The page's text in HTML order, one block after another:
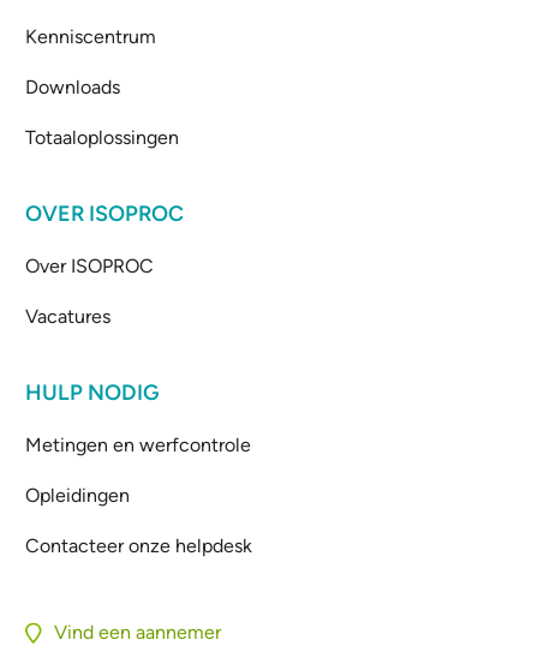
Kenniscentrum
Downloads
Totaaloplossingen
OVER ISOPROC
Over ISOPROC
Vacatures
HULP NODIG
Metingen en werfcontrole
Opleidingen
Contacteer onze helpdesk
Vind een aannemer